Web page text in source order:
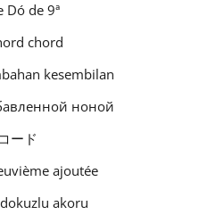
Dó de 9ª
chord
kesembilan
ноной
ード
ajoutée
akoru